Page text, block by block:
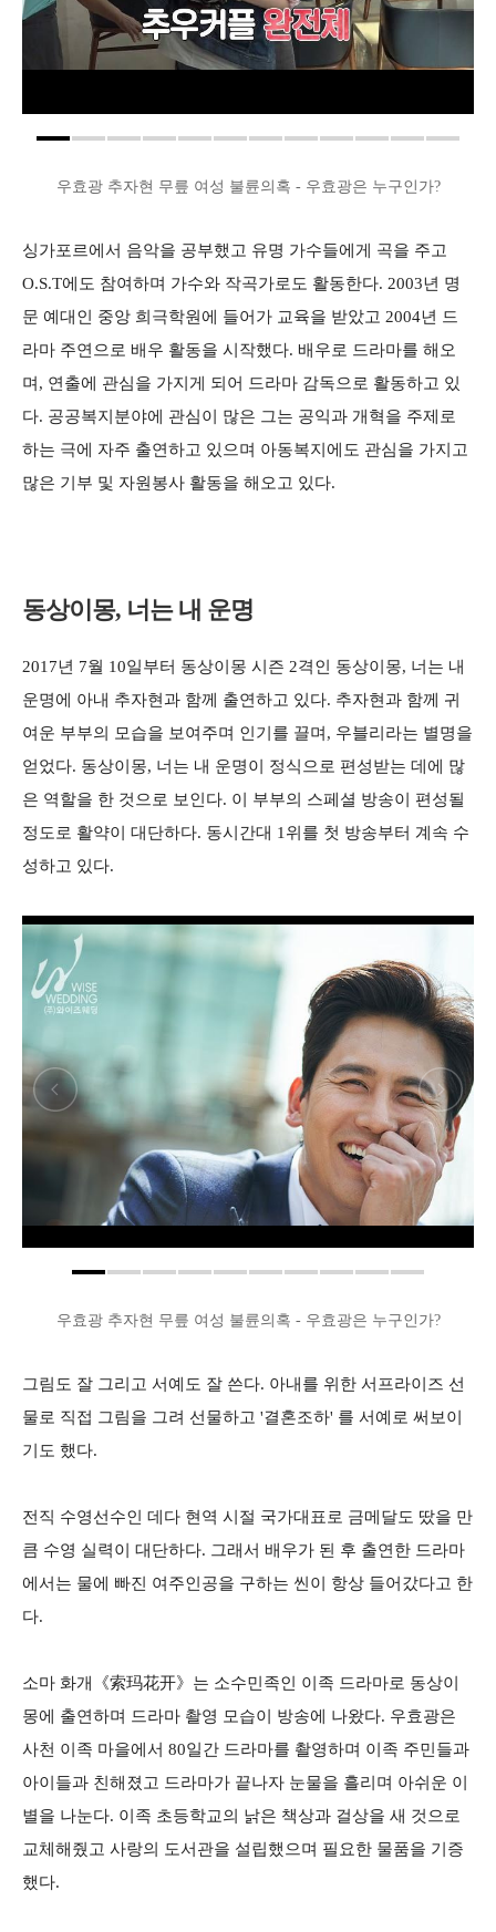
우효광 추자현 무릎 여성 불륜의혹 - 우효광은 누구인가?
싱가포르에서 음악을 공부했고 유명 가수들에게 곡을 주고
O.S.T에도 참여하며 가수와 작곡가로도 활동한다. 2003년 명
문 예대인 중앙 희극학원에 들어가 교육을 받았고 2004년 드
라마 주연으로 배우 활동을 시작했다. 배우로 드라마를 해오
며, 연출에 관심을 가지게 되어 드라마 감독으로 활동하고 있
다. 공공복지분야에 관심이 많은 그는 공익과 개혁을 주제로
하는 극에 자주 출연하고 있으며 아동복지에도 관심을 가지고
많은 기부 및 자원봉사 활동을 해오고 있다.
동상이몽, 너는 내 운명
2017년 7월 10일부터 동상이몽 시즌 2격인 동상이몽, 너는 내
운명에 아내 추자현과 함께 출연하고 있다. 추자현과 함께 귀
여운 부부의 모습을 보여주며 인기를 끌며, 우블리라는 별명을
얻었다. 동상이몽, 너는 내 운명이 정식으로 편성받는 데에 많
은 역할을 한 것으로 보인다. 이 부부의 스페셜 방송이 편성될
정도로 활약이 대단하다. 동시간대 1위를 첫 방송부터 계속 수
성하고 있다.
우효광 추자현 무릎 여성 불륜의혹 - 우효광은 누구인가?
그림도 잘 그리고 서예도 잘 쓴다. 아내를 위한 서프라이즈 선
물로 직접 그림을 그려 선물하고 '결혼조하' 를 서예로 써보이
기도 했다.
전직 수영선수인 데다 현역 시절 국가대표로 금메달도 땄을 만
큼 수영 실력이 대단하다. 그래서 배우가 된 후 출연한 드라마
에서는 물에 빠진 여주인공을 구하는 씬이 항상 들어갔다고 한
다.
소마 화개《索玛花开》는 소수민족인 이족 드라마로 동상이
몽에 출연하며 드라마 촬영 모습이 방송에 나왔다. 우효광은
사천 이족 마을에서 80일간 드라마를 촬영하며 이족 주민들과
아이들과 친해졌고 드라마가 끝나자 눈물을 흘리며 아쉬운 이
별을 나눈다. 이족 초등학교의 낡은 책상과 걸상을 새 것으로
교체해줬고 사랑의 도서관을 설립했으며 필요한 물품을 기증
했다.